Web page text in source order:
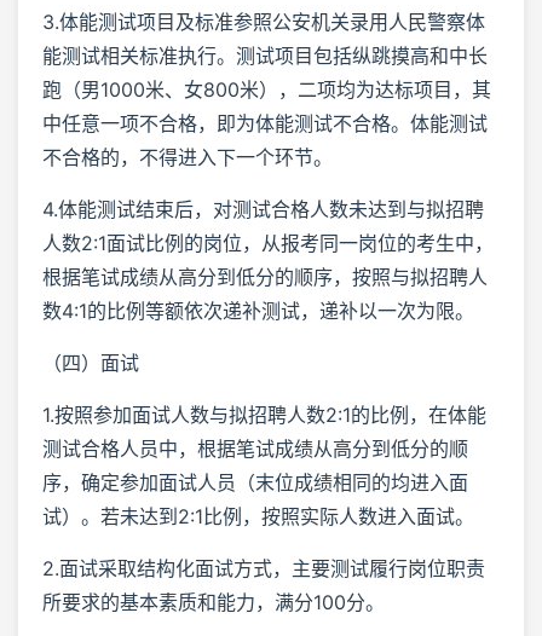
3.体能测试项目及标准参照公安机关录用人民警察体
能测试相关标准执行。测试项目包括纵跳摸高和中长
跑（男1000米、女800米），二项均为达标项目，其
中任意一项不合格，即为体能测试不合格。体能测试
不合格的，不得进入下一个环节。
4.体能测试结束后，对测试合格人数未达到与拟招聘
人数2:1面试比例的岗位，从报考同一岗位的考生中，
根据笔试成绩从高分到低分的顺序，按照与拟招聘人
数4:1的比例等额依次递补测试，递补以一次为限。
（四）面试
1.按照参加面试人数与拟招聘人数2:1的比例，在体能
测试合格人员中，根据笔试成绩从高分到低分的顺
序，确定参加面试人员（末位成绩相同的均进入面
试）。若未达到2:1比例，按照实际人数进入面试。
2.面试采取结构化面试方式，主要测试履行岗位职责
所要求的基本素质和能力，满分100分。